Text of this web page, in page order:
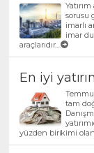
sorusu
imarlı
imar
araçlarıdır....
En iyi
tam
yüzden birikimi